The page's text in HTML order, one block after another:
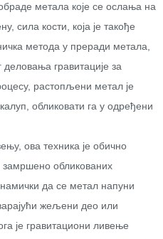
метала које се ослања на
сила кости, која је такође
метода у преради метала,
гравитације за
растопљени метал је
обликовати га у одређени
ова техника је обично
обликованих
да се метал напуни
жељени део или
је гравитациони ливење